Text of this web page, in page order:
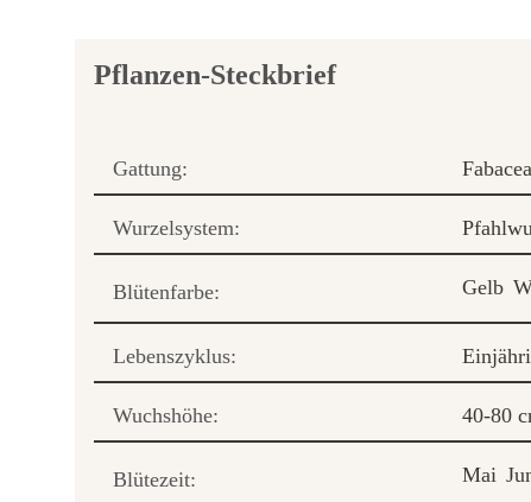
Pflanzen-Steckbrief
Gattung:
Wurzelsystem:
Blütenfarbe: Gelb
Lebenszyklus:
Wuchshöhe: 40-80
Blütezeit: Mai